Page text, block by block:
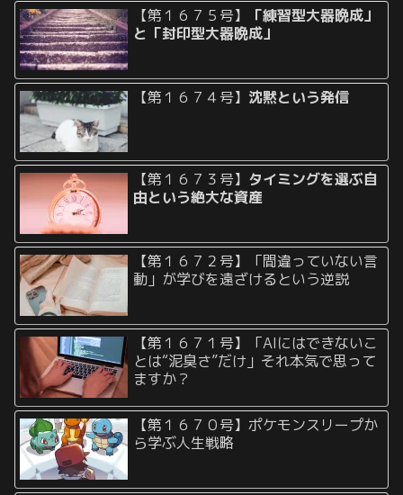
【第１６７５号】
「練習型大器晩成」
と「封印型大器晩成」
【第１６７４号】 沈黙という発信
【第１６７３号】 タイミングを選ぶ自
由という絶大な資産
【第１６７２号】「間違っていない言
動」が学びを遠ざけるという逆説
【第１６７１号】「AIにはできないこ
とは“泥臭さ”だけ」それ本気で思って
ますか？
【第１６７０号】ポケモンスリープか
ら学ぶ人生戦略